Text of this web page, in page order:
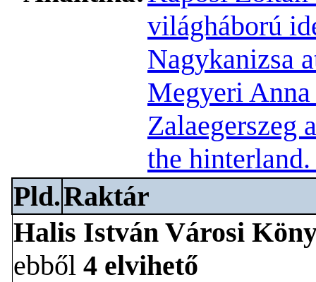
világháború
Nagykanizsa
Megyeri
Zalaegerszeg
the
Pld.Raktár
Halis István Városi
ebből 4 elvihető